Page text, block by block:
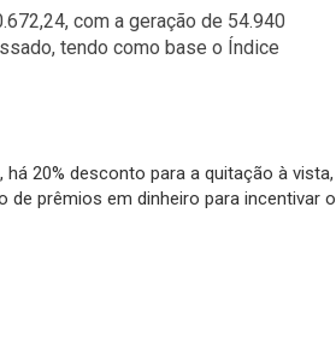
com a geração de 54.940
tendo como base o Índice
20% desconto para a quitação à vista,
prêmios em dinheiro para incentivar o